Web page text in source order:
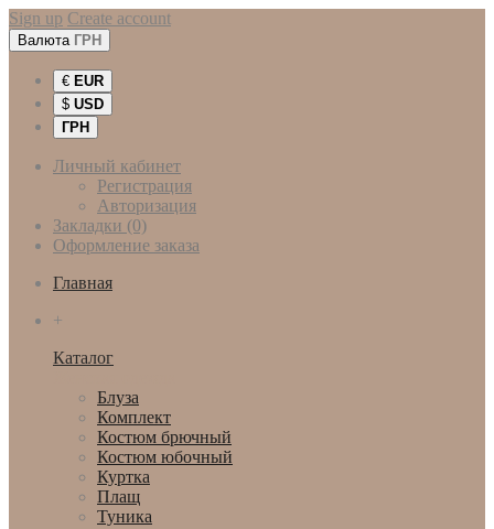
Sign up Create account
Валюта ГРН
€ EUR
$ USD
ГРН
Личный кабинет
Регистрация
Авторизация
Закладки (0)
Оформление заказа
Главная
+
Каталог
Блуза
Комплект
Костюм брючный
Костюм юбочный
Куртка
Плащ
Туника